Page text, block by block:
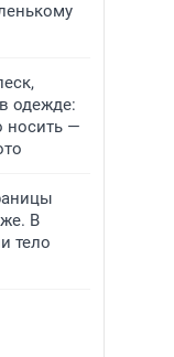
одежде:
носить —
В
тело